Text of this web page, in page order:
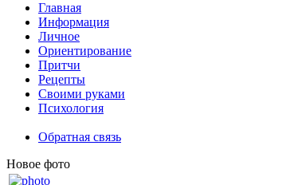
Главная
Информация
Личное
Ориентирование
Притчи
Рецепты
Своими руками
Психология
Обратная связь
Новое фото